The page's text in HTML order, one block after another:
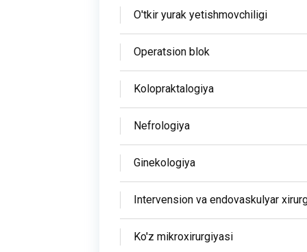
O'tkir yurak yetishmovchiligi
Operatsion blok
Kolopraktalogiya
Nefrologiya
Ginekologiya
Intervension va endovaskulyar
Ko'z mikroxirurgiyasi